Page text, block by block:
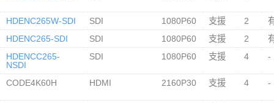
HDENC265W-SDI SDI 1080P60 支援 2
HDENC265-SDI
SDI 1080P60 支援 2
HDENCC265-
NSDI
SDI 1080P60 支援 4 -
CODE4K60H HDMI 2160P30 支援 4 -